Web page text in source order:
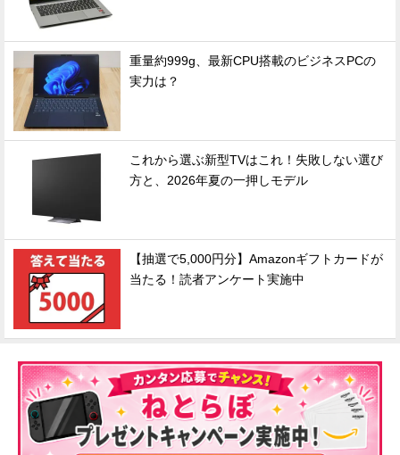
重量約999g、最新CPU搭載のビジネスPCの
実力は？
これから選ぶ新型TVはこれ！失敗しない選び
方と、2026年夏の一押しモデル
【抽選で5,000円分】Amazonギフトカードが
当たる！読者アンケート実施中